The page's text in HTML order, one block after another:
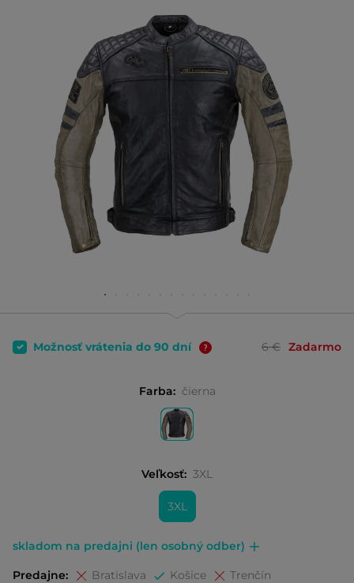
Možnosť vrátenia do 90 dní 6 € Zadarmo
Farba: čierna
Veľkosť: 3XL
3XL
skladom na predajni (len osobný odber)
Predajne: Bratislava Košice Trenčín